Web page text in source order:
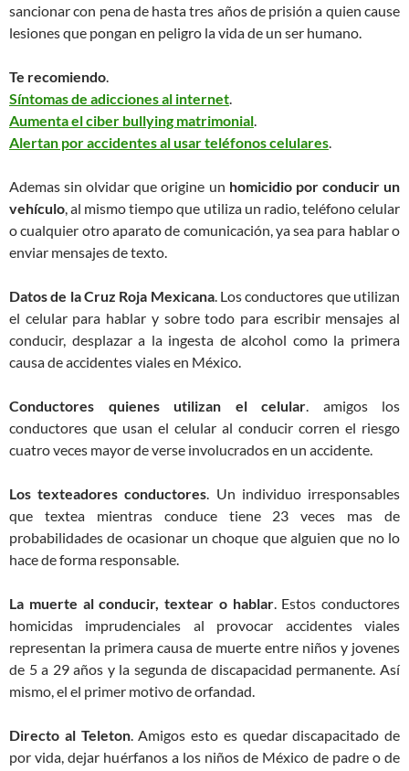
sancionar con pena de hasta tres años de prisión a quien cause
lesiones que pongan en peligro la vida de un ser humano.
Te recomiendo.
Síntomas de adicciones al internet.
Aumenta el ciber bullying matrimonial.
Alertan por accidentes al usar teléfonos celulares.
Ademas sin olvidar que origine un homicidio por conducir un
vehículo, al mismo tiempo que utiliza un radio, teléfono celular
o cualquier otro aparato de comunicación, ya sea para hablar o
enviar mensajes de texto.
Datos de la Cruz Roja Mexicana. Los conductores que utilizan
el celular para hablar y sobre todo para escribir mensajes al
conducir, desplazar a la ingesta de alcohol como la primera
causa de accidentes viales en México.
Conductores quienes utilizan el celular. amigos los
conductores que usan el celular al conducir corren el riesgo
cuatro veces mayor de verse involucrados en un accidente.
Los texteadores conductores. Un individuo irresponsables
que textea mientras conduce tiene 23 veces mas de
probabilidades de ocasionar un choque que alguien que no lo
hace de forma responsable.
La muerte al conducir, textear o hablar. Estos conductores
homicidas imprudenciales al provocar accidentes viales
representan la primera causa de muerte entre niños y jovenes
de 5 a 29 años y la segunda de discapacidad permanente. Así
mismo, el el primer motivo de orfandad.
Directo al Teleton. Amigos esto es quedar discapacitado de
por vida, dejar huérfanos a los niños de México de padre o de